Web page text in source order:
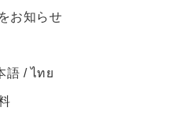
お知らせ
語 / ไทย